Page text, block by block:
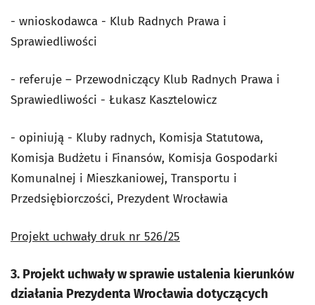
- wnioskodawca - Klub Radnych Prawa i
Sprawiedliwości
- referuje – Przewodniczący Klub Radnych Prawa i
Sprawiedliwości - Łukasz Kasztelowicz
- opiniują - Kluby radnych, Komisja Statutowa,
Komisja Budżetu i Finansów, Komisja Gospodarki
Komunalnej i Mieszkaniowej, Transportu i
Przedsiębiorczości, Prezydent Wrocławia
Projekt uchwały druk nr 526/25
3. Projekt uchwały w sprawie ustalenia kierunków
działania Prezydenta Wrocławia dotyczących